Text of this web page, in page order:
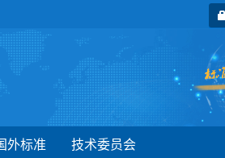
外标准 技术委员会